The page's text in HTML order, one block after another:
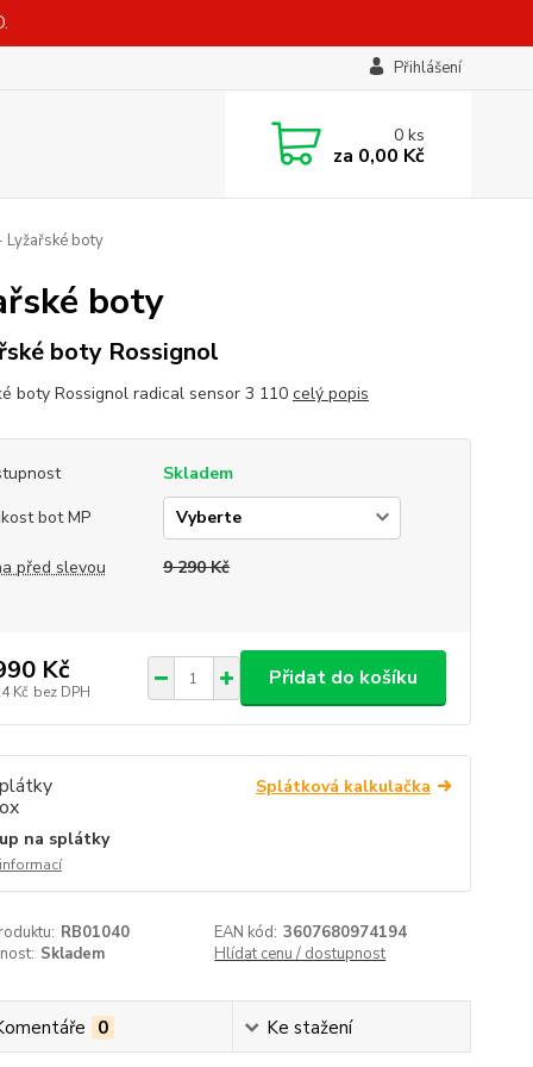
Přihlášení
0ks
za 0,00 Kč
boty
boty
boty Rossignol
boty Rossignol radical sensor 3 110 celý popis
Skladem
bot MP
před slevou 9 290 Kč
Kč
Kč bez DPH
Přidat do košíku
Splátková kalkulačka
na splátky
RB01040 EAN kód: 3607680974194
Skladem Hlídat cenu / dostupnost
0 Ke stažení